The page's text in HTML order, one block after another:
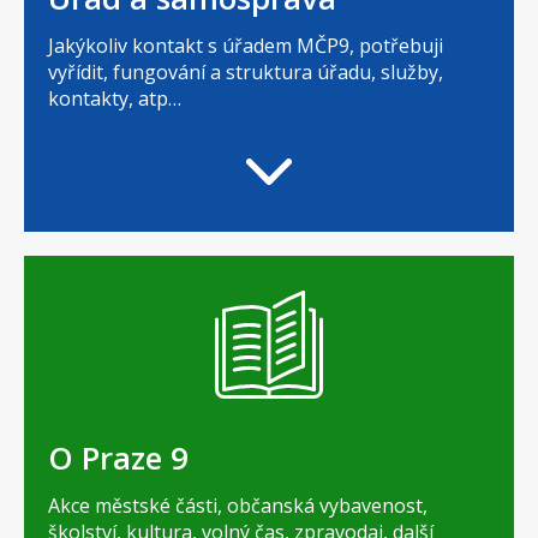
Jakýkoliv kontakt s úřadem MČP9, potřebuji
vyřídit, fungování a struktura úřadu, služby,
kontakty, atp…
O Praze 9
Akce městské části, občanská vybavenost,
školství, kultura, volný čas, zpravodaj, další